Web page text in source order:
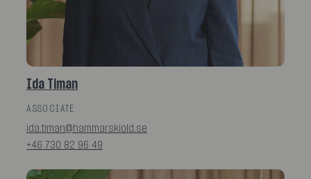
Ida Timan
ASSOCIATE
ida.timan@hammarskiold.se
+46 730 82 96 49